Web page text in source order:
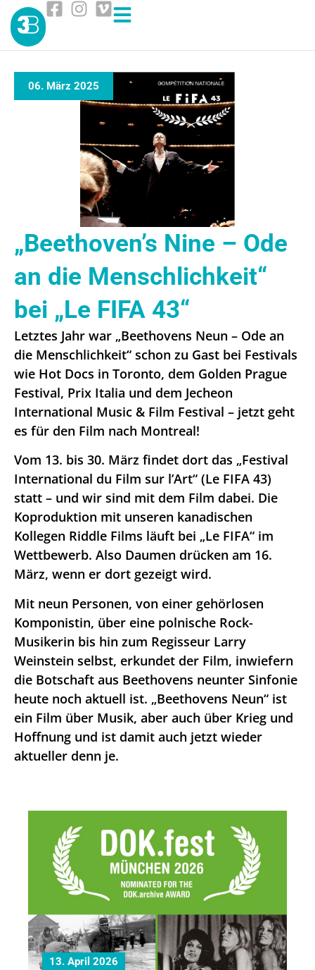
06. März 2025
„Beethoven’s Nine – Ode
an die Menschlichkeit“
bei „Le FIFA 43“
Letztes Jahr war „Beethovens Neun – Ode an
die Menschlichkeit“ schon zu Gast bei Festivals
wie Hot Docs in Toronto, dem Golden Prague
Festival, Prix Italia und dem Jecheon
International Music & Film Festival – jetzt geht
es für den Film nach Montreal!
Vom 13. bis 30. März findet dort das „Festival
International du Film sur l’Art“ (Le FIFA 43)
statt – und wir sind mit dem Film dabei. Die
Koproduktion mit unseren kanadischen
Kollegen Riddle Films läuft bei „Le FIFA“ im
Wettbewerb. Also Daumen drücken am 16.
März, wenn er dort gezeigt wird.
Mit neun Personen, von einer gehörlosen
Komponistin, über eine polnische Rock-
Musikerin bis hin zum Regisseur Larry
Weinstein selbst, erkundet der Film, inwiefern
die Botschaft aus Beethovens neunter Sinfonie
heute noch aktuell ist. „Beethovens Neun“ ist
ein Film über Musik, aber auch über Krieg und
Hoffnung und ist damit auch jetzt wieder
aktueller denn je.
13. April 2026